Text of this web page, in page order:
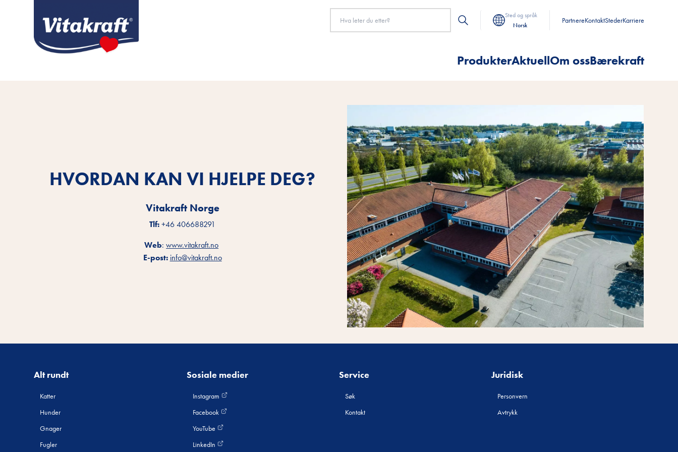
Sted og språk
Norsk
PartnereKontaktStederKarriere
ProdukterAktuellOm ossBærekraft
HVORDAN KAN VI HJELPE DEG?
Vitakraft Norge
Tlf:+46 406688291
Web:www.vitakraft.no
E-post: info@vitakraft.no
Alt rundt
Katter
Hunder
Gnager
Fugler
Sosiale medier
Instagram
Facebook
YouTube
LinkedIn
Service
Søk
Kontakt
Juridisk
Personvern
Avtrykk